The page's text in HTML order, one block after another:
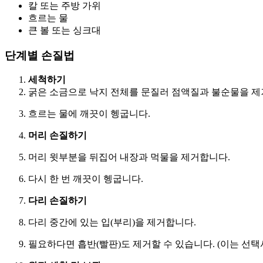
칼 또는 주방 가위
흐르는 물
큰 볼 또는 싱크대
단계별 손질법
세척하기
굵은 소금으로 낙지 전체를 문질러 점액질과 불순물을 제
흐르는 물에 깨끗이 헹굽니다.
머리 손질하기
머리 윗부분을 뒤집어 내장과 먹물을 제거합니다.
다시 한 번 깨끗이 헹굽니다.
다리 손질하기
다리 중간에 있는 입(부리)을 제거합니다.
필요하다면 흡반(빨판)도 제거할 수 있습니다. (이는 선